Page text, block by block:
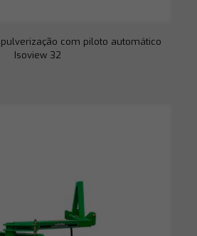
com piloto automático
Isoview 32